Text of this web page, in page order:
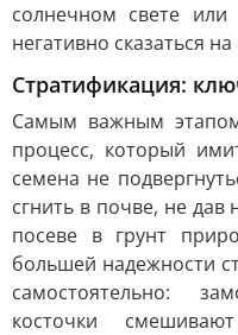
солнечном свете
негативно сказаться
Стратификация:
Самым важным
процесс, который
семена не
сгнить в почве, не дав
посеве в грунт
большей надежности
самостоятельно:
косточки